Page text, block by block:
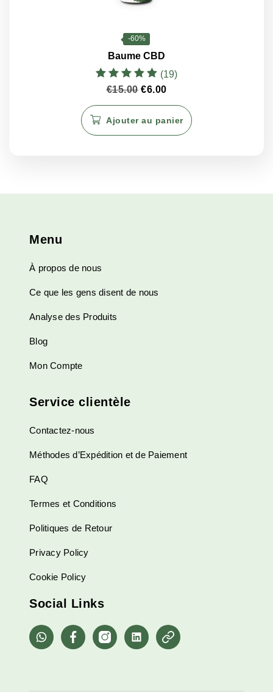
-60%
Baume CBD
Note
sur 5
(19)
€15.00 Le
était :
€15.00.
€6.00Le
actuel
est :
€6.00.
Ajouter au panier
Menu
À propos de nous
Ce que les gens disent de nous
Analyse des Produits
Blog
Mon Compte
Service clientèle
Contactez-nous
Méthodes d’Expédition et de Paiement
FAQ
Termes et Conditions
Politiques de Retour
Privacy Policy
Cookie Policy
Social Links
whatsappFacebookInstagramLinkedinPinterest